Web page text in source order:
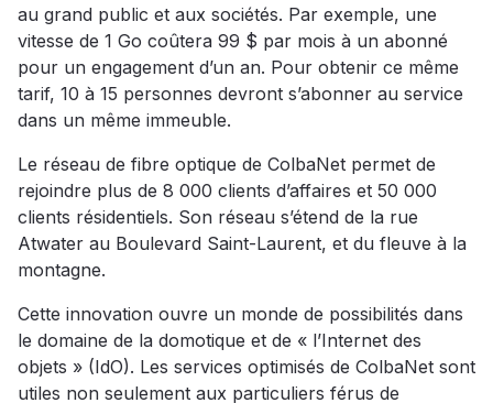
au grand public et aux sociétés. Par exemple, une
vitesse de 1 Go coûtera 99 $ par mois à un abonné
pour un engagement d’un an. Pour obtenir ce même
tarif, 10 à 15 personnes devront s’abonner au service
dans un même immeuble.
Le réseau de fibre optique de ColbaNet permet de
rejoindre plus de 8 000 clients d’affaires et 50 000
clients résidentiels. Son réseau s’étend de la rue
Atwater au Boulevard Saint-Laurent, et du fleuve à la
montagne.
Cette innovation ouvre un monde de possibilités dans
le domaine de la domotique et de « l’Internet des
objets » (IdO). Les services optimisés de ColbaNet sont
utiles non seulement aux particuliers férus de